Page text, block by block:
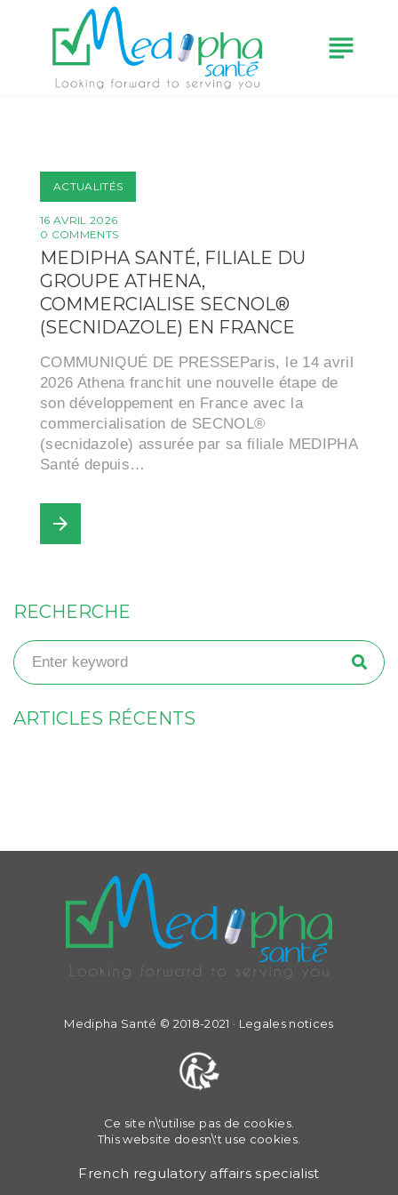
subject
ACTUALITÉS
16 AVRIL 2026
0 COMMENTS
MEDIPHA SANTÉ, FILIALE DU
GROUPE ATHENA,
COMMERCIALISE SECNOL®
(SECNIDAZOLE) EN FRANCE
COMMUNIQUÉ DE PRESSEParis, le 14 avril
2026 Athena franchit une nouvelle étape de
son développement en France avec la
commercialisation de SECNOL®
(secnidazole) assurée par sa filiale MEDIPHA
Santé depuis…
arrow_forward
RECHERCHE
ARTICLES RÉCENTS
Medipha Santé © 2018-2021 · Legales notices
Ce site n\'utilise pas de cookies.
This website doesn\'t use cookies.
French regulatory affairs specialist